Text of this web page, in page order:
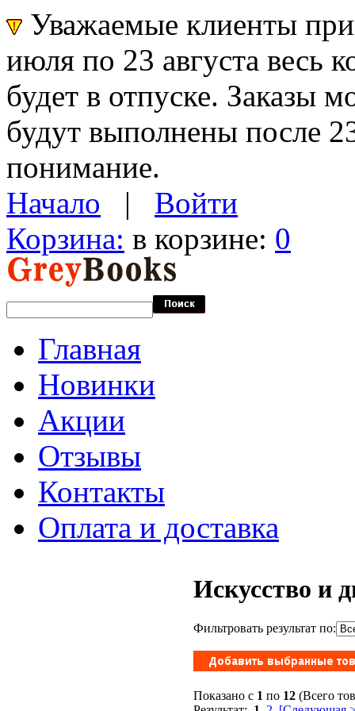
Уважаемые клиенты
июля по 23 августа весь
будет в отпуске. Заказы
будут выполнены после
понимание.
Начало | Войти
Корзина: в корзине: 0
Главная
Новинки
Акции
Отзывы
Контакты
Оплата и доставка
Искусство и
Фильтровать результат по:
Показано с 1 по 12 (Всего